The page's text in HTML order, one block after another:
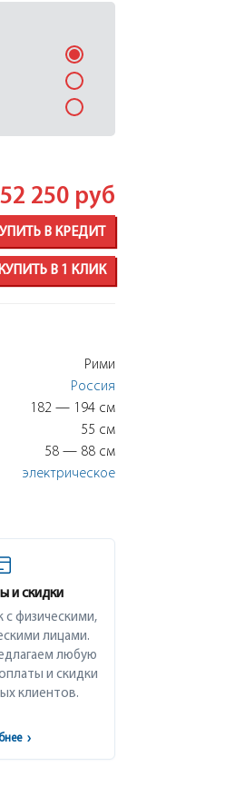
250 руб
В КРЕДИТ
КУПИТЬ В 1 КЛИК
Рими
Россия
182 — 194 см
55 см
58 — 88 см
электрическое
и скидки
физическими,
лицами.
любую
и скидки
клиентов.
›